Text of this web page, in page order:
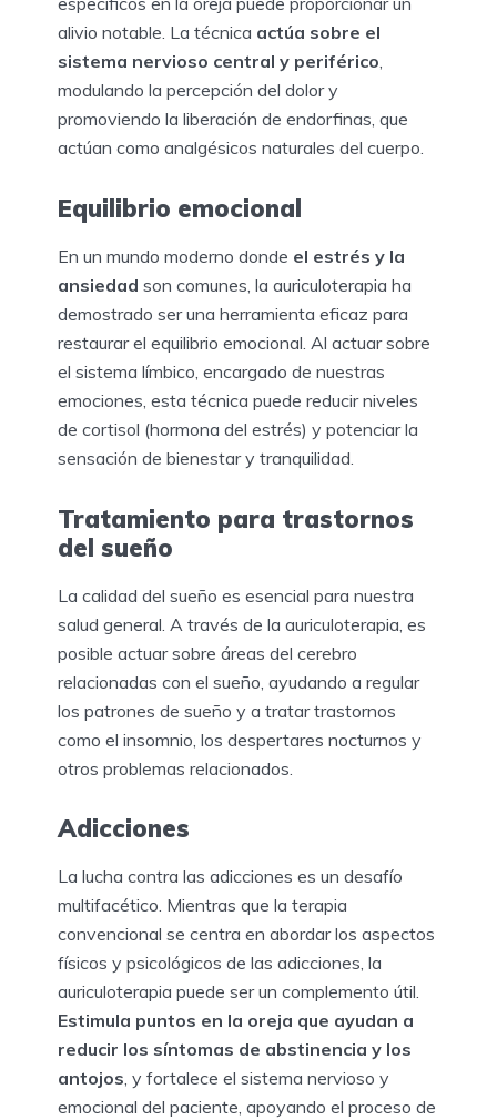
alivio notable. La técnica actúa sobre el
sistema nervioso central y periférico,
modulando la percepción del dolor y
promoviendo la liberación de endorfinas, que
actúan como analgésicos naturales del cuerpo.
Equilibrio emocional
En un mundo moderno donde el estrés y la
ansiedad son comunes, la auriculoterapia ha
demostrado ser una herramienta eficaz para
restaurar el equilibrio emocional. Al actuar sobre
el sistema límbico, encargado de nuestras
emociones, esta técnica puede reducir niveles
de cortisol (hormona del estrés) y potenciar la
sensación de bienestar y tranquilidad.
Tratamiento para trastornos
del sueño
La calidad del sueño es esencial para nuestra
salud general. A través de la auriculoterapia, es
posible actuar sobre áreas del cerebro
relacionadas con el sueño, ayudando a regular
los patrones de sueño y a tratar trastornos
como el insomnio, los despertares nocturnos y
otros problemas relacionados.
Adicciones
La lucha contra las adicciones es un desafío
multifacético. Mientras que la terapia
convencional se centra en abordar los aspectos
físicos y psicológicos de las adicciones, la
auriculoterapia puede ser un complemento útil.
Estimula puntos en la oreja que ayudan a
reducir los síntomas de abstinencia y los
antojos, y fortalece el sistema nervioso y
emocional del paciente, apoyando el proceso de